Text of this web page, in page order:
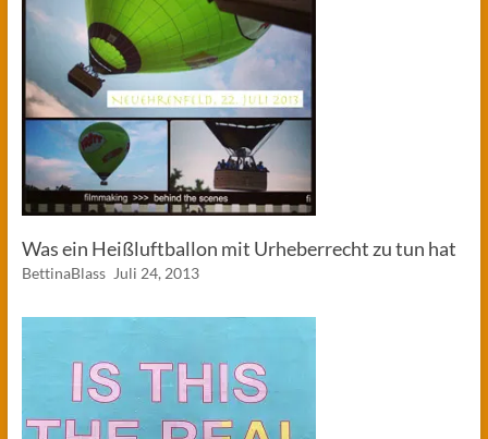
Was ein Heißluftballon mit Urheberrecht zu tun hat
BettinaBlass Juli 24, 2013